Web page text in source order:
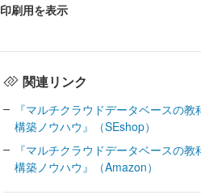
印刷用を表示
関連リンク
『マルチクラウドデータベースの
構築ノウハウ』（SEshop）
『マルチクラウドデータベースの
構築ノウハウ』（Amazon）